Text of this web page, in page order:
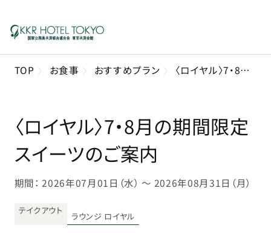
TOP お食事 おすすめプラン 〈ロイヤル〉7・8月の期間限定スイーツのご案内
〈ロイヤル〉7・8月の期間限定
スイーツのご案内
期間： 2026年07月01日（水） 〜 2026年08月31日（月）
テイクアウト
ラウンジ ロイヤル